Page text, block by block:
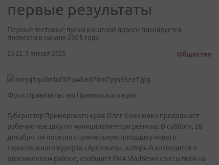
первые результаты
Первые тестовые пуски канатной дороги планируется
провести в начале 2025 года
23:22, 3 января 2025 Общество
Фото: Правительство Приморского края
Губернатор Приморского края Олег Кожемяко продолжает
рабочую поездку по муниципалитетам региона. В субботу, 28
декабря, он посетил строительную площадку нового
горнолыжного курорта «Арсеньев», который возводится в
одноименном районе, сообщает РИА VladNews со ссылкой на